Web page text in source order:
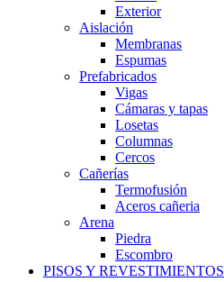
Exterior
Aislación
Membranas
Espumas
Prefabricados
Vigas
Cámaras y tapas
Losetas
Columnas
Cercos
Cañerías
Termofusión
Aceros cañeria
Arena
Piedra
Escombro
PISOS Y REVESTIMIENTOS